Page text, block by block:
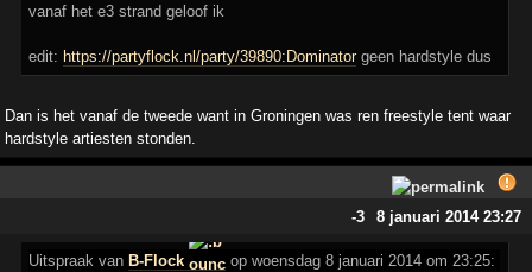
vanaf het e3 strand geloof ik
edit: https://partyflock.nl/party/39890:Dominatorgeen hardstyle dus
Dan is het vanaf de tweede want in Groningen was ren freestyle tent waar
hardstyle artiesten stonden.
-3 8 januari 2014 23:27
Uitspraak van B-Flock
op woensdag 8 januari 2014 om 23:25: